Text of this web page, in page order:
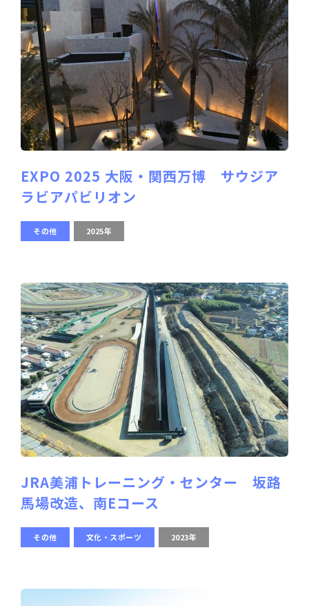
EXPO 2025 大阪・関西万博 サウジア
ラビアパビリオン
その他 2025年
JRA美浦トレーニング・センター 坂路
馬場改造、南Eコース
その他 文化・スポーツ 2023年